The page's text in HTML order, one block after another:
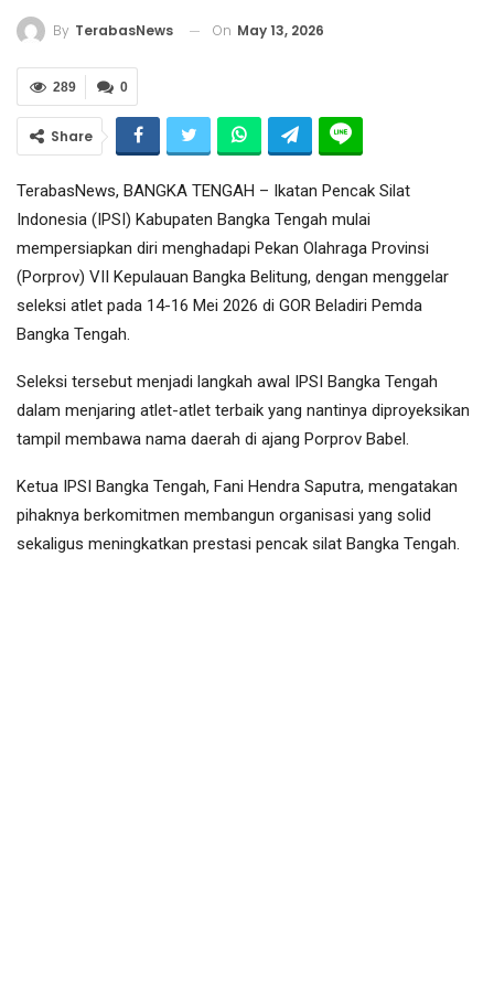
By TerabasNews On May 13, 2026
0
289
Share
TerabasNews, BANGKA TENGAH – Ikatan Pencak Silat
Indonesia (IPSI) Kabupaten Bangka Tengah mulai
mempersiapkan diri menghadapi Pekan Olahraga Provinsi
(Porprov) VII Kepulauan Bangka Belitung, dengan menggelar
seleksi atlet pada 14-16 Mei 2026 di GOR Beladiri Pemda
Bangka Tengah.
Seleksi tersebut menjadi langkah awal IPSI Bangka Tengah
dalam menjaring atlet-atlet terbaik yang nantinya diproyeksikan
tampil membawa nama daerah di ajang Porprov Babel.
Ketua IPSI Bangka Tengah, Fani Hendra Saputra, mengatakan
pihaknya berkomitmen membangun organisasi yang solid
sekaligus meningkatkan prestasi pencak silat Bangka Tengah.